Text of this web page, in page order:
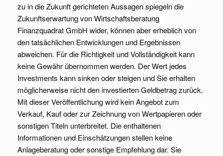
zu in die Zukunft gerichteten Aussagen spiegeln die
Zukunftserwartung von Wirtschaftsberatung
Finanzquadrat GmbH wider, können aber erheblich von
den tatsächlichen Entwicklungen und Ergebnissen
abweichen. Für die Richtigkeit und Vollständigkeit kann
keine Gewähr übernommen werden. Der Wert jedes
Investments kann sinken oder steigen und Sie erhalten
möglicherweise nicht den investierten Geldbetrag zurück.
Mit dieser Veröffentlichung wird kein Angebot zum
Verkauf, Kauf oder zur Zeichnung von Wertpapieren oder
sonstigen Titeln unterbreitet. Die enthaltenen
Informationen und Einschätzungen stellen keine
Anlageberatung oder sonstige Empfehlung dar. Sie